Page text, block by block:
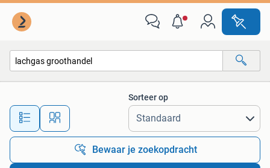
Alle afstanden…
Sorteer op
Bewaar je zoekopdracht